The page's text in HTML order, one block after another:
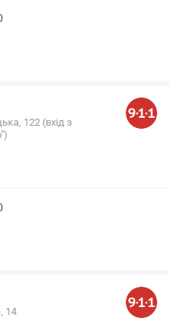
122 (вхід з
14